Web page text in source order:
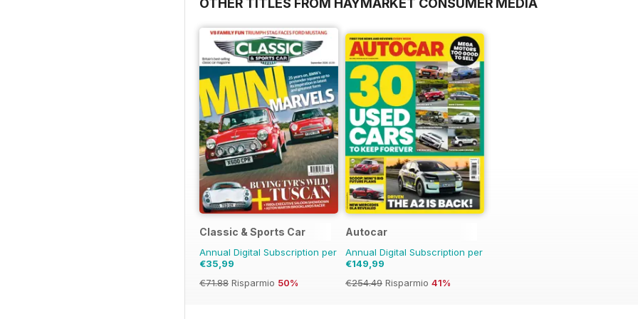
OTHER TITLES FROM HAYMARKET CONSUMER MEDIA
Classic & Sports Car
Annual Digital Subscription per
€35,99
€71.88 Risparmio 50%
Autocar
Annual Digital Subscription per
€149,99
€254.49 Risparmio 41%